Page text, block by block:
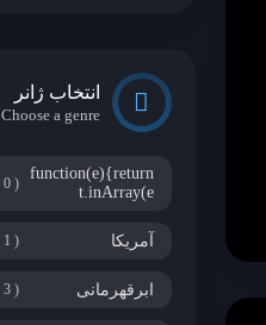
انتخاب ژانر
Choose a genre
function(e){return
t.inArray(e
0
آمریکا 1
ابرقهرمانی 3